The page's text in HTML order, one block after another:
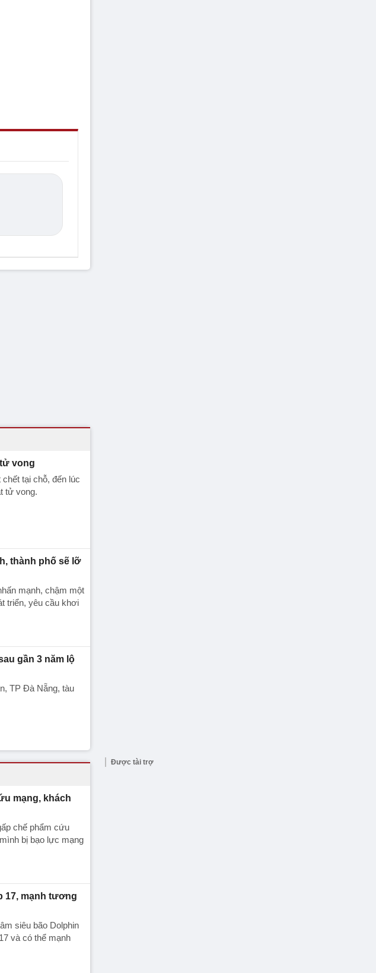
vong
tại chỗ, đến lúc
tử vong.
thành phố sẽ lỡ
mạnh, chậm một
triển, yêu cầu khơi
gần 3 năm lộ
TP Đà Nẵng, tàu
mạng, khách
chế phẩm cứu
bị bạo lực mạng
17, mạnh tương
siêu bão Dolphin
và có thể mạnh
Được tài trợ